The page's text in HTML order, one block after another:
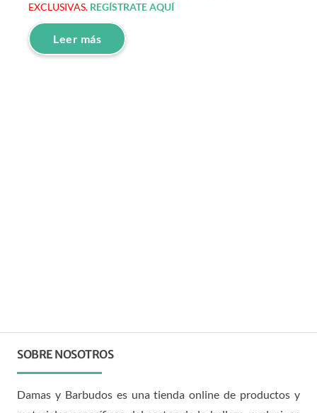
EXCLUSIVAS. REGÍSTRATE AQUÍ
Leer más
SOBRE NOSOTROS
Damas y Barbudos es una tienda online de productos y